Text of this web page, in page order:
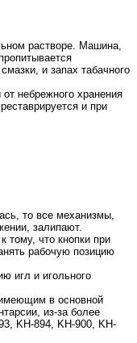
растворе. Машина,
и запах табачного
небрежного хранения
и при
то все механизмы,
залипают.
тому, что кнопки при
рабочую позицию
игл и игольного
в основной
из-за более
KH-894, KH-900, KH-